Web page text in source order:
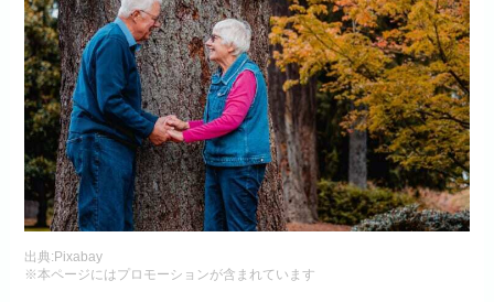
出典:Pixabay
※本ページにはプロモーションが含まれています